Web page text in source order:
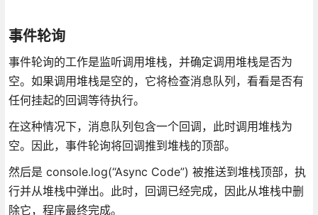
事件轮询
事件轮询的工作是监听调用堆栈，并确定调用堆栈是否为
空。如果调用堆栈是空的，它将检查消息队列，看看是否有
任何挂起的回调等待执行。
在这种情况下，消息队列包含一个回调，此时调用堆栈为
空。因此，事件轮询将回调推到堆栈的顶部。
然后是 console.log(“Async Code”) 被推送到堆栈顶部，执
行并从堆栈中弹出。此时，回调已经完成，因此从堆栈中删
除它，程序最终完成。